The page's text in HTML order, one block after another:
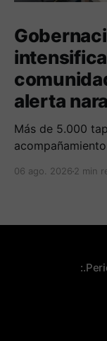
alerta
Más de 5.000
los efectos de la
06 ago. 2026 2 min